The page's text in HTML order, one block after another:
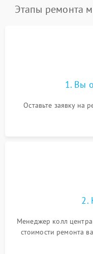
Не работают сенсорные
Этапы ремонта
1. Вы
Оставьте заявку на
2.
Менеджер колл
стоимости ремонта